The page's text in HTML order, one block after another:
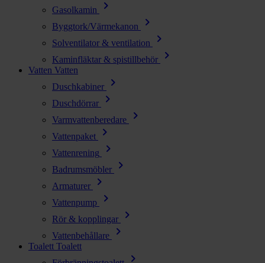
Gasolkamin chevron_right
Byggtork/Värmekanon chevron_right
Solventilator & ventilation chevron_right
Kaminfläktar & spistillbehör chevron_right
Vatten Vatten
Duschkabiner
chevron_right
Duschdörrar chevron_right
Varmvattenberedare chevron_right
Vattenpaket chevron_right
Vattenrening chevron_right
Badrumsmöbler chevron_right
Armaturer chevron_right
Vattenpump chevron_right
Rör & kopplingar chevron_right
Vattenbehållare chevron_right
Toalett Toalett
chevron_right